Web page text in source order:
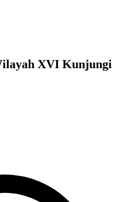
XVI Kunjungi